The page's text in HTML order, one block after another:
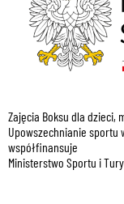
Zajęcia Boksu dla dzieci,
Upowszechnianie sportu
współfinansuje
Ministerstwo Sportu i